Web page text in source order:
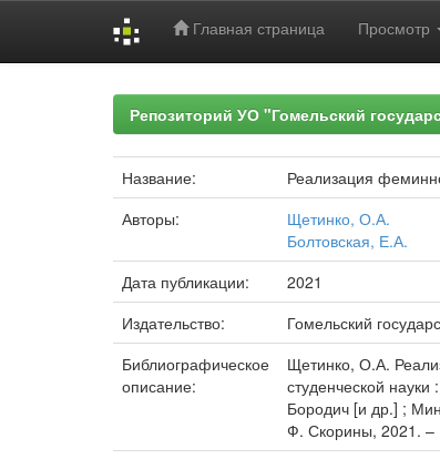
Главная страница Просмотр
Репозиторий УО "Гомельский
Название:
Реализация
Авторы:
Щетинко, О.А.
Болтовская, Е.А.
Дата публикации:
2021
Издательство:
Гомельский
Библиографическое
описание:
Щетинко, О.А.
студенческой
Бородич [и др.] ;
Ф. Скорины, 2021. –